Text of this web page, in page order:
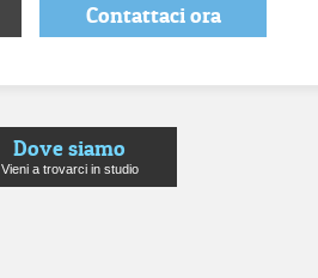
Contattaci ora
Dove siamo
Vieni a trovarci in studio